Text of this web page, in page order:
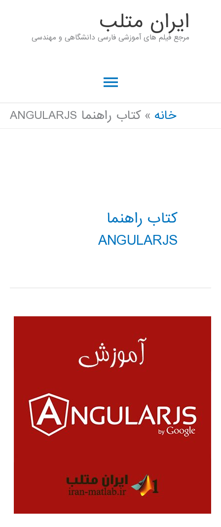
ايران متلب
مرجع فیلم های آموزشی فارسی دانشگاهی و مهندسی
فهرست
اصلی
خانه کتاب راهنما ANGULARJS
کتاب راهنما
ANGULARJS